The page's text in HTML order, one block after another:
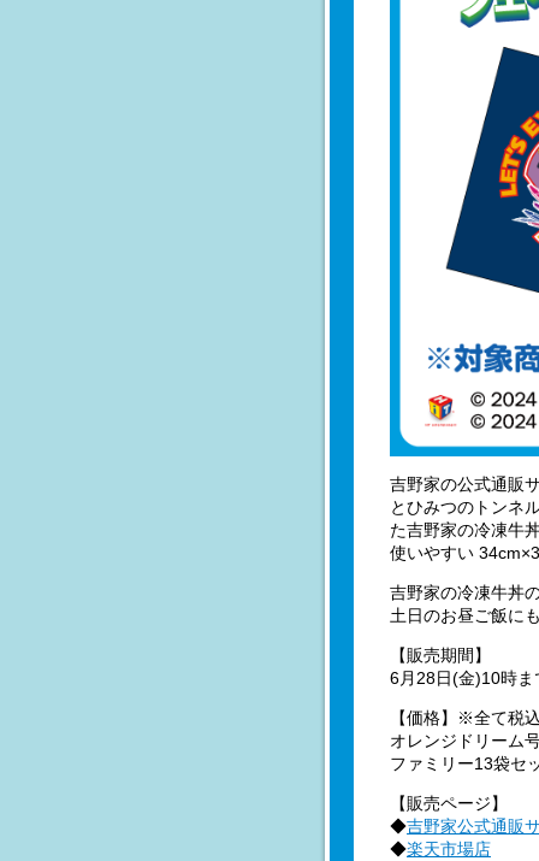
吉野家の公式通販
とひみつのトンネ
た吉野家の冷凍牛
使いやすい
吉野家の冷凍牛丼
土日のお昼ご飯に
【販売期間】
6月28日(金)10時
【価格】※全て税
オレンジドリーム
ファミリー13袋
【販売ページ】
◆吉野家公式通販
◆楽天市場店